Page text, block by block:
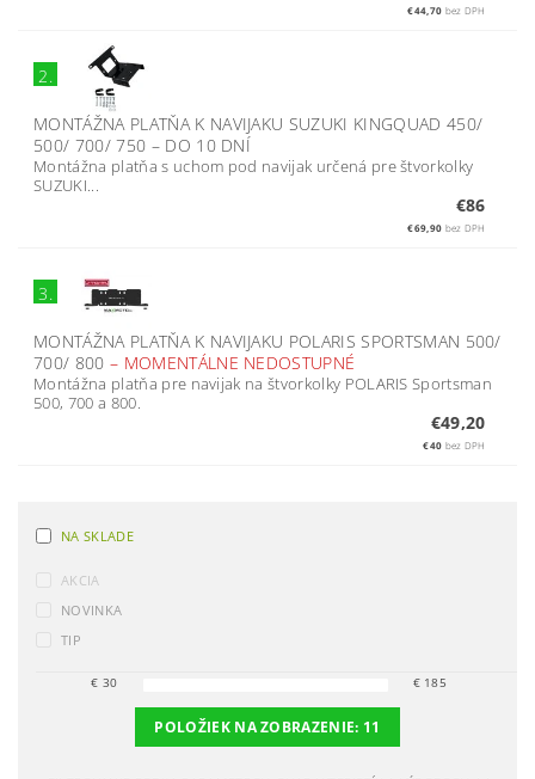
€44,70 bez DPH
2.
MONTÁŽNA PLATŇA K NAVIJAKU SUZUKI KINGQUAD 450/
500/ 700/ 750 – DO 10 DNÍ
Montážna platňa s uchom pod navijak určená pre štvorkolky
SUZUKI...
€86
€69,90 bez DPH
3.
MONTÁŽNA PLATŇA K NAVIJAKU POLARIS SPORTSMAN 500/
700/ 800– MOMENTÁLNE NEDOSTUPNÉ
Montážna platňa pre navijak na štvorkolky POLARIS Sportsman
500, 700 a 800.
€49,20
€40 bez DPH
NA SKLADE
AKCIA
NOVINKA
TIP
€ 30 € 185
POLOŽIEK NA ZOBRAZENIE: 11